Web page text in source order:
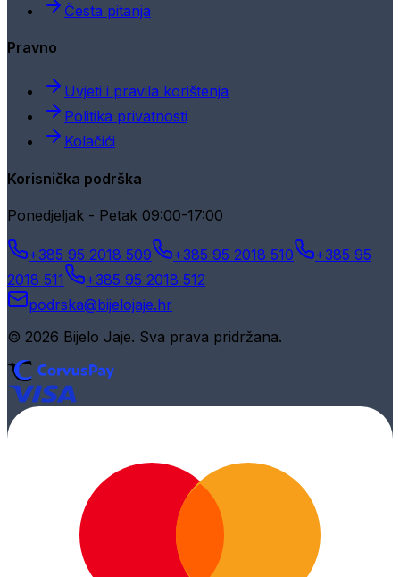
Česta pitanja
Pravno
Uvjeti i pravila korištenja
Politika privatnosti
Kolačići
Korisnička podrška
Ponedjeljak - Petak 09:00-17:00
+385 95 2018 509 +385 95 2018 510
+385 95
2018 511
+385 95 2018 512
podrska@bijelojaje.hr
© 2026 Bijelo Jaje. Sva prava pridržana.